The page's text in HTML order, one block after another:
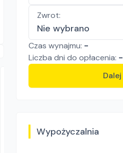
Zwrot:
Nie wybrano
Czas wynajmu: -
Liczba dni do opłacenia: -
Dalej
Wypożyczalnia